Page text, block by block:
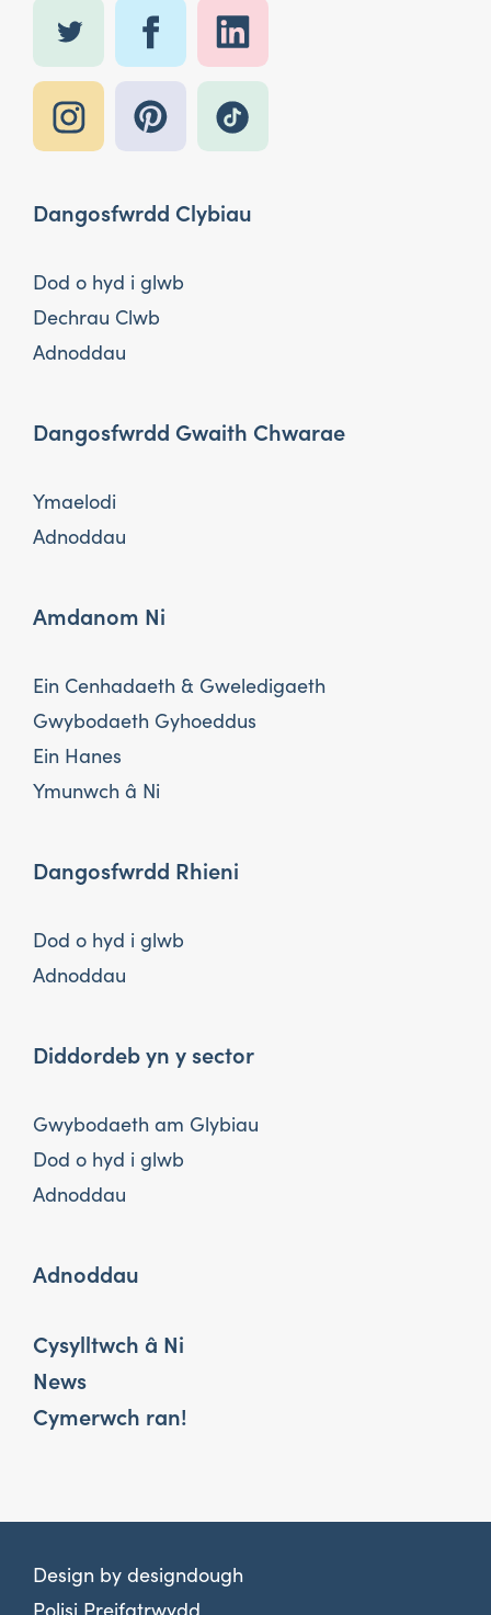
Dangosfwrdd Clybiau
Dod o hyd i glwb
Dechrau Clwb
Adnoddau
Dangosfwrdd Gwaith Chwarae
Ymaelodi
Adnoddau
Amdanom Ni
Ein Cenhadaeth & Gweledigaeth
Gwybodaeth Gyhoeddus
Ein Hanes
Ymunwch â Ni
Dangosfwrdd Rhieni
Dod o hyd i glwb
Adnoddau
Diddordeb yn y sector
Gwybodaeth am Glybiau
Dod o hyd i glwb
Adnoddau
Adnoddau
Cysylltwch â Ni
News
Cymerwch ran!
Design by designdough
Polisi Preifatrwydd